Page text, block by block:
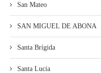
San Mateo
SAN MIGUEL DE ABONA
Santa Brígida
Santa Lucia